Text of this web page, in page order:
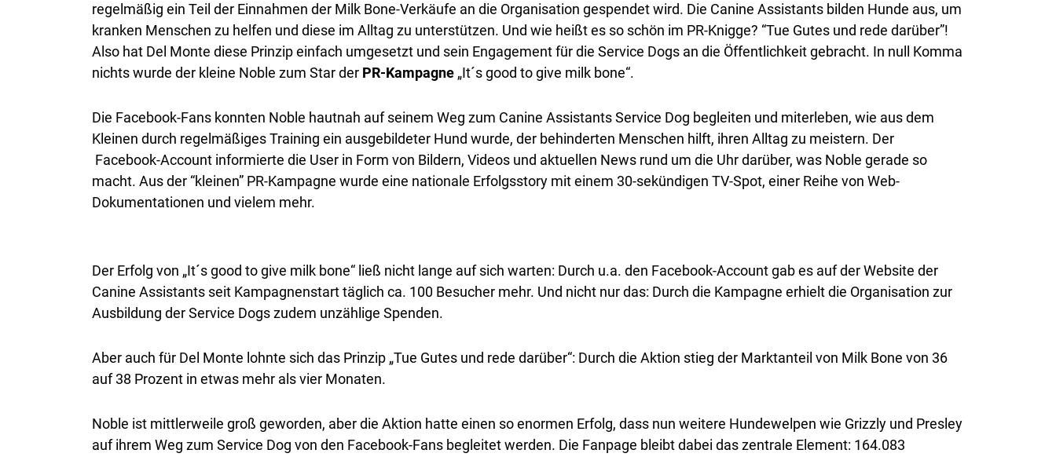
regelmäßig ein Teil der Einnahmen der Milk Bone-Verkäufe an die Organisation gespendet wird. Die Canine Assistants bilden Hunde aus, um
kranken Menschen zu helfen und diese im Alltag zu unterstützen. Und wie heißt es so schön im PR-Knigge? “Tue Gutes und rede darüber”!
Also hat Del Monte diese Prinzip einfach umgesetzt und sein Engagement für die Service Dogs an die Öffentlichkeit gebracht. In null Komma
nichts wurde der kleine Noble zum Star der PR-Kampagne „It´s good to give milk bone“.
Die Facebook-Fans konnten Noble hautnah auf seinem Weg zum Canine Assistants Service Dog begleiten und miterleben, wie aus dem
Kleinen durch regelmäßiges Training ein ausgebildeter Hund wurde, der behinderten Menschen hilft, ihren Alltag zu meistern. Der
Facebook-Account informierte die User in Form von Bildern, Videos und aktuellen News rund um die Uhr darüber, was Noble gerade so
macht. Aus der “kleinen” PR-Kampagne wurde eine nationale Erfolgsstory mit einem 30-sekündigen TV-Spot, einer Reihe von Web-
Dokumentationen und vielem mehr.
Der Erfolg von „It´s good to give milk bone“ ließ nicht lange auf sich warten: Durch u.a. den Facebook-Account gab es auf der Website der
Canine Assistants seit Kampagnenstart täglich ca. 100 Besucher mehr. Und nicht nur das: Durch die Kampagne erhielt die Organisation zur
Ausbildung der Service Dogs zudem unzählige Spenden.
Aber auch für Del Monte lohnte sich das Prinzip „Tue Gutes und rede darüber“: Durch die Aktion stieg der Marktanteil von Milk Bone von 36
auf 38 Prozent in etwas mehr als vier Monaten.
Noble ist mittlerweile groß geworden, aber die Aktion hatte einen so enormen Erfolg, dass nun weitere Hundewelpen wie Grizzly und Presley
auf ihrem Weg zum Service Dog von den Facebook-Fans begleitet werden. Die Fanpage bleibt dabei das zentrale Element: 164.083